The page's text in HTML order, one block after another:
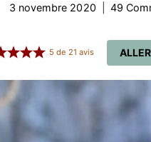
3 novembre 2020 49
5 de 21 avis